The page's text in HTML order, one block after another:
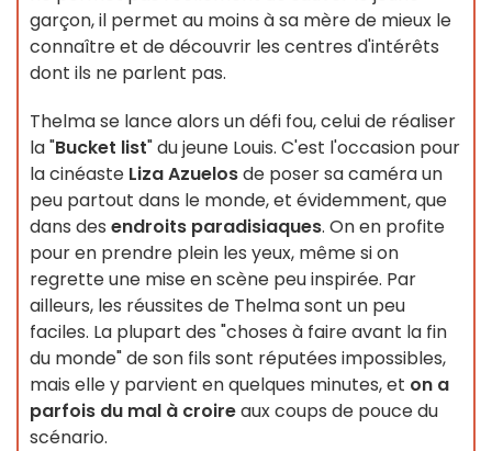
garçon, il permet au moins à sa mère de mieux le
connaître et de découvrir les centres d'intérêts
dont ils ne parlent pas.
Thelma se lance alors un défi fou, celui de réaliser
la "Bucket list" du jeune Louis. C'est l'occasion pour
la cinéaste Liza Azuelosde poser sa caméra un
peu partout dans le monde, et évidemment, que
dans des endroits paradisiaques. On en profite
pour en prendre plein les yeux, même si on
regrette une mise en scène peu inspirée. Par
ailleurs, les réussites de Thelma sont un peu
faciles. La plupart des "choses à faire avant la fin
du monde" de son fils sont réputées impossibles,
mais elle y parvient en quelques minutes, et on a
parfois du mal à croireaux coups de pouce du
scénario.